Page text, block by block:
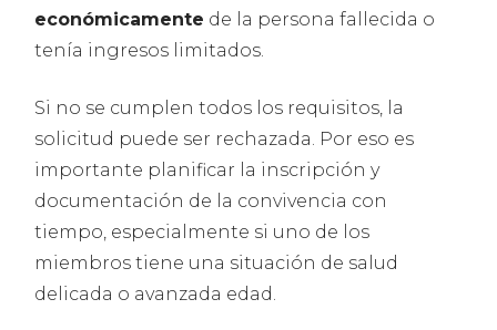
económicamente de la persona fallecida o
tenía ingresos limitados.
Si no se cumplen todos los requisitos, la
solicitud puede ser rechazada. Por eso es
importante planificar la inscripción y
documentación de la convivencia con
tiempo, especialmente si uno de los
miembros tiene una situación de salud
delicada o avanzada edad.